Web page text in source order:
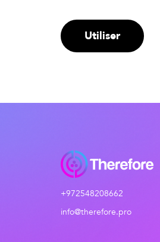
Utiliser
+972548208662
info@therefore.pro